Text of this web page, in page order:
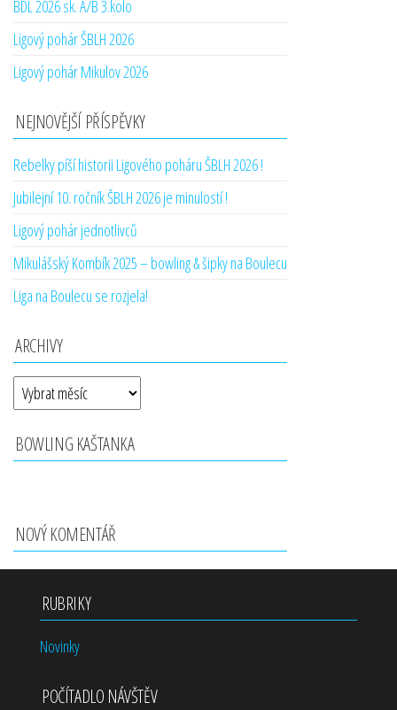
BDL 2026 sk. A/B 3.kolo
Ligový pohár ŠBLH 2026
Ligový pohár Mikulov 2026
NEJNOVĚJŠÍ PŘÍSPĚVKY
Rebelky píší historii Ligového poháru ŠBLH 2026 !
Jubilejní 10. ročník ŠBLH 2026 je minulostí !
Ligový pohár jednotlivců
Mikulášský Kombík 2025 – bowling & šipky na Boulecu
Liga na Boulecu se rozjela!
ARCHIVY
BOWLING KAŠTANKA
NOVÝ KOMENTÁŘ
RUBRIKY
Novinky
POČÍTADLO NÁVŠTĚV